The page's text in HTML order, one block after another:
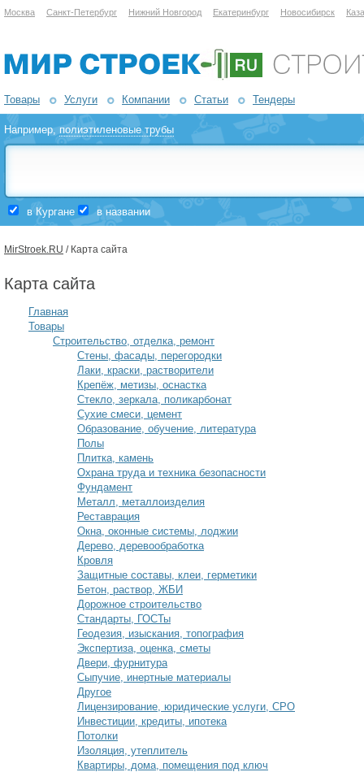
Москва Санкт-Петербург Нижний Новгород Екатеринбург Новосибирск
Товары Услуги Компании Статьи Тендеры
Например,полиэтиленовые трубы
в Кургане в названии
MirStroek.RU / Карта сайта
Карта сайта
Главная
Товары
Строительство, отделка, ремонт
Стены, фасады, перегородки
Лаки, краски, растворители
Крепёж, метизы, оснастка
Стекло, зеркала, поликарбонат
Сухие смеси, цемент
Образование, обучение, литература
Полы
Плитка, камень
Охрана труда и техника безопасности
Фундамент
Металл, металлоизделия
Реставрация
Окна, оконные системы, лоджии
Дерево, деревообработка
Кровля
Защитные составы, клеи, герметики
Бетон, раствор, ЖБИ
Дорожное строительство
Стандарты, ГОСТы
Геодезия, изыскания, топография
Экспертиза, оценка, сметы
Двери, фурнитура
Сыпучие, инертные материалы
Другое
Лицензирование, юридические услуги, СРО
Инвестиции, кредиты, ипотека
Потолки
Изоляция, утеплитель
Квартиры, дома, помещения под ключ